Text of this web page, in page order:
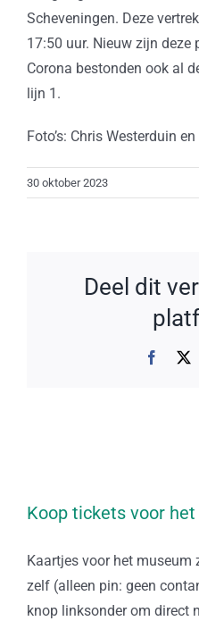
Scheveningen. Deze
17:50 uur. Nieuw zijn deze
Corona bestonden ook al
lijn 1.
Foto’s: Chris Westerduin
30 oktober 2023
Deel dit
Koop tickets voor het
Kaartjes voor het museum
zelf (alleen pin: geen
knop linksonder om direct